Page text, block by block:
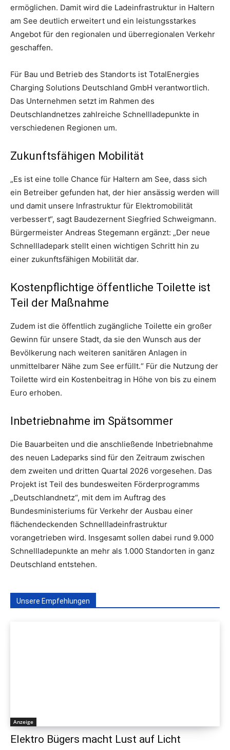
ermöglichen. Damit wird die Ladeinfrastruktur in Haltern
am See deutlich erweitert und ein leistungsstarkes
Angebot für den regionalen und überregionalen Verkehr
geschaffen.
Für Bau und Betrieb des Standorts ist TotalEnergies
Charging Solutions Deutschland GmbH verantwortlich.
Das Unternehmen setzt im Rahmen des
Deutschlandnetzes zahlreiche Schnellladepunkte in
verschiedenen Regionen um.
Zukunftsfähigen Mobilität
„Es ist eine tolle Chance für Haltern am See, dass sich
ein Betreiber gefunden hat, der hier ansässig werden will
und damit unsere Infrastruktur für Elektromobilität
verbessert“, sagt Baudezernent Siegfried Schweigmann.
Bürgermeister Andreas Stegemann ergänzt: „Der neue
Schnellladepark stellt einen wichtigen Schritt hin zu
einer zukunftsfähigen Mobilität dar.
Kostenpflichtige öffentliche Toilette ist
Teil der Maßnahme
Zudem ist die öffentlich zugängliche Toilette ein großer
Gewinn für unsere Stadt, da sie den Wunsch aus der
Bevölkerung nach weiteren sanitären Anlagen in
unmittelbarer Nähe zum See erfüllt.“ Für die Nutzung der
Toilette wird ein Kostenbeitrag in Höhe von bis zu einem
Euro erhoben.
Inbetriebnahme im Spätsommer
Die Bauarbeiten und die anschließende Inbetriebnahme
des neuen Ladeparks sind für den Zeitraum zwischen
dem zweiten und dritten Quartal 2026 vorgesehen. Das
Projekt ist Teil des bundesweiten Förderprogramms
„Deutschlandnetz“, mit dem im Auftrag des
Bundesministeriums für Verkehr der Ausbau einer
flächendeckenden Schnellladeinfrastruktur
vorangetrieben wird. Insgesamt sollen dabei rund 9.000
Schnellladepunkte an mehr als 1.000 Standorten in ganz
Deutschland entstehen.
Unsere Empfehlungen
Anzeige
Elektro Bügers macht Lust auf Licht